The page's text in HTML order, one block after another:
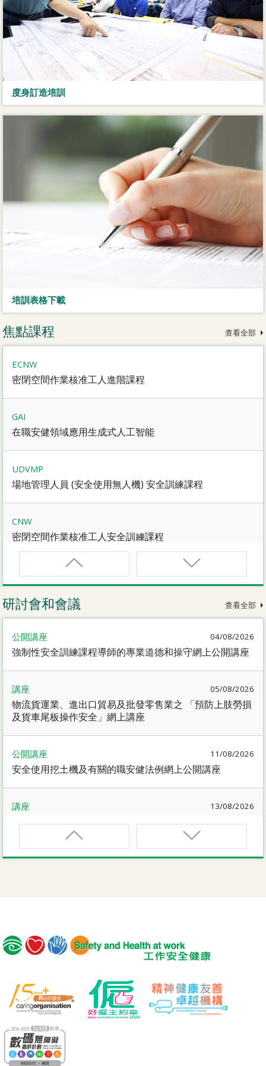
度身訂造培訓
培訓表格下載
焦點課程 查看全部
ECNW
密閉空間作業核准工人進階課程
GAI
在職安健領域應用生成式人工智能
UDVMP
場地管理人員 (安全使用無人機) 安全訓練課程
CNW
密閉空間作業核准工人安全訓練課程
CNW(R)
密閉空間作業核准工人安全訓練重新甄審資格課程
動力操作升降工作台督導員課程
密閉空間作業合資格人士安全訓練課程
電動車維修安全課程
MICM
組裝合成建築工程管理人員訓練課程
MICW
組裝合成建築工程工作安全訓練課程
TST
安全使用可伸縮工作台
研討會和會議 查看全部
公開講座 04/08/2026
強制性安全訓練課程導師的專業道德和操守網上公開講座
講座 05/08/2026
物流貨運業、進出口貿易及批發零售業之 「預防上肢勞損
及貨車尾板操作安全」網上講座
公開講座 11/08/2026
安全使用挖土機及有關的職安健法例網上公開講座
講座 13/08/2026
職業健康大奬2026-27網上簡介會暨講座
講座 17/08/2026
危險品的安全規管與危險物質相關規例網上公開講座
【好心情@健康工作間】醫護服務業之「拒絕壓力爆煲：
『七好』減壓法的科學減壓之道」網上講座
講座
【護心計劃/好心情@健康工作間】重拾健康由「戒煙」做